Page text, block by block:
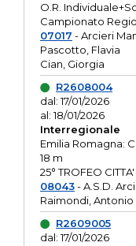
O.R.
Campionato
07017 - Arcieri
Pascotto, Flavia
Cian, Giorgia
R2608004
dal: 17/01/2026
al: 18/01/2026
Interregionale
Emilia Romagna:
18 m
25° TROFEO
08043- A.S.D.
Raimondi, Antonio
R2609005
dal: 17/01/2026